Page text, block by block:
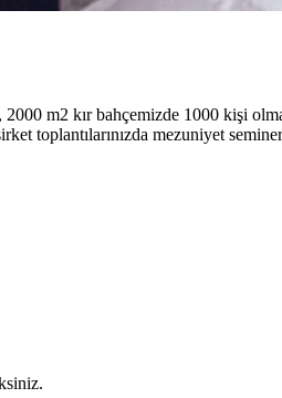
m2 kır bahçemizde 1000 kişi
toplantılarınızda mezuniyet